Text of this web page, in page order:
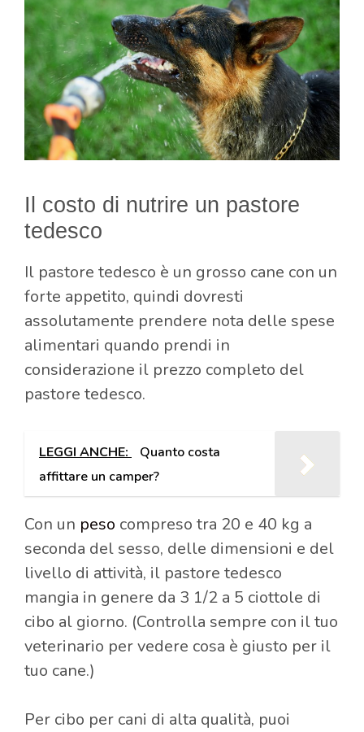
Il costo di nutrire un pastore
tedesco
Il pastore tedesco è un grosso cane con un
forte appetito, quindi dovresti
assolutamente prendere nota delle spese
alimentari quando prendi in
considerazione il prezzo completo del
pastore tedesco.
LEGGI ANCHE:
Quanto costa
affittare un camper?
Con un peso compreso tra 20 e 40 kg a
seconda del sesso, delle dimensioni e del
livello di attività, il pastore tedesco
mangia in genere da 3 1/2 a 5 ciottole di
cibo al giorno. (Controlla sempre con il tuo
veterinario per vedere cosa è giusto per il
tuo cane.)
Per cibo per cani di alta qualità, puoi